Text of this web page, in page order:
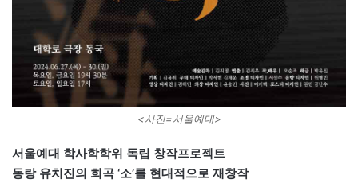
<사진=서울예대>
서울예대 학사학학위 독립 창작프로젝트
동랑 유치진의 희곡 ‘소’를 현대적으로 재창작